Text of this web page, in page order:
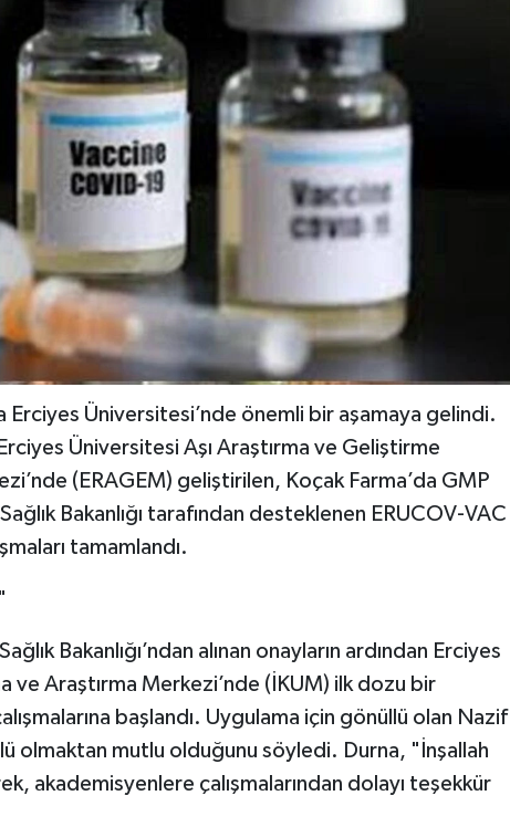
Erciyes Üniversitesi’nde önemli bir aşamaya gelindi.
Üniversitesi Aşı Araştırma ve Geliştirme
(ERAGEM) geliştirilen, Koçak Farma’da GMP
Bakanlığı tarafından desteklenen ERUCOV-VAC
tamamlandı.
Bakanlığı’ndan alınan onayların ardından Erciyes
ve Araştırma Merkezi’nde (İKUM) ilk dozu bir
başlandı. Uygulama için gönüllü olan Nazif
olmaktan mutlu olduğunu söyledi. Durna, "İnşallah
akademisyenlere çalışmalarından dolayı teşekkür